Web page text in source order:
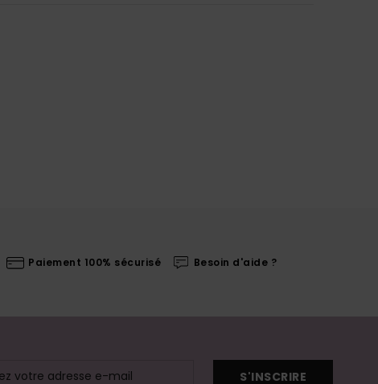
Paiement 100% sécurisé Besoin d'aide ?
S'INSCRIRE